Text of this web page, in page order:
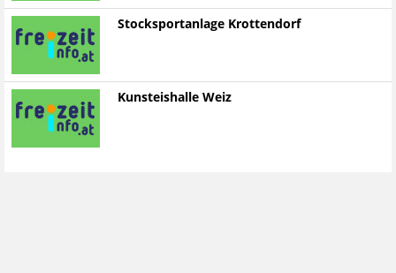
Stocksportanlage Krottendorf
Kunsteishalle Weiz